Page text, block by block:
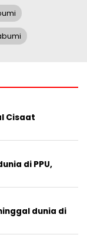
Cisaat
di PPU,
dunia di